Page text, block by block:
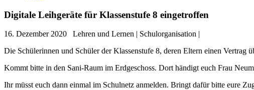
Digitale Leihgeräte für Klassenstufe 8 eingetroffen
16. Dezember 2020
Lehren und Lernen | Schulorganisation |
Die Schülerinnen und Schüler der Klassenstufe 8, deren Eltern einen Vertrag
Kommt bitte in den Sani-Raum im Erdgeschoss. Dort händigt euch Frau
Ihr müsst euch dann einmal im Schulnetz anmelden. Bringt dafür bitte eure